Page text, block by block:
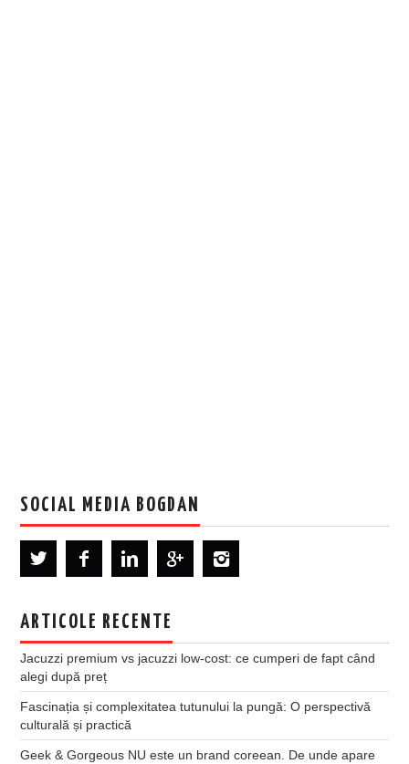
SOCIAL MEDIA BOGDAN
ARTICOLE RECENTE
Jacuzzi premium vs jacuzzi low-cost: ce cumperi de fapt când
alegi după preț
Fascinația și complexitatea tutunului la pungă: O perspectivă
culturală și practică
Geek & Gorgeous NU este un brand coreean. De unde apare